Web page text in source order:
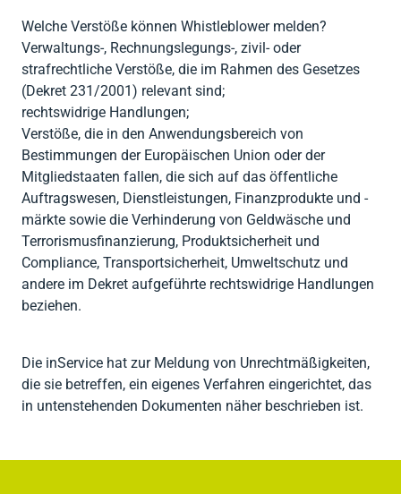
Steuerberatung
Private (CAF)


Zurück
Software
 Zurück
RENTRI
Import AEE &
Batterien
Verpackung
 Zurück
Welche Verstöße können Whistleblower melden?
Verwaltungs-, Rechnungslegungs-, zivil- oder
strafrechtliche Verstöße, die im Rahmen des Gesetzes
(Dekret 231/2001) relevant sind;
rechtswidrige Handlungen;
Verstöße, die in den Anwendungsbereich von
Bestimmungen der Europäischen Union oder der
Mitgliedstaaten fallen, die sich auf das öffentliche
Auftragswesen, Dienstleistungen, Finanzprodukte und -
märkte sowie die Verhinderung von Geldwäsche und
Terrorismusfinanzierung, Produktsicherheit und
Compliance, Transportsicherheit, Umweltschutz und
andere im Dekret aufgeführte rechtswidrige Handlungen
beziehen.
Die inService hat zur Meldung von Unrechtmäßigkeiten,
die sie betreffen, ein eigenes Verfahren eingerichtet, das
in untenstehenden Dokumenten näher beschrieben ist.